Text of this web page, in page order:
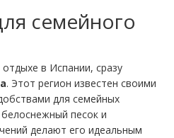
семейного
в Испании, сразу
. Этот регион известен своими
для семейных
песок и
делают его идеальным